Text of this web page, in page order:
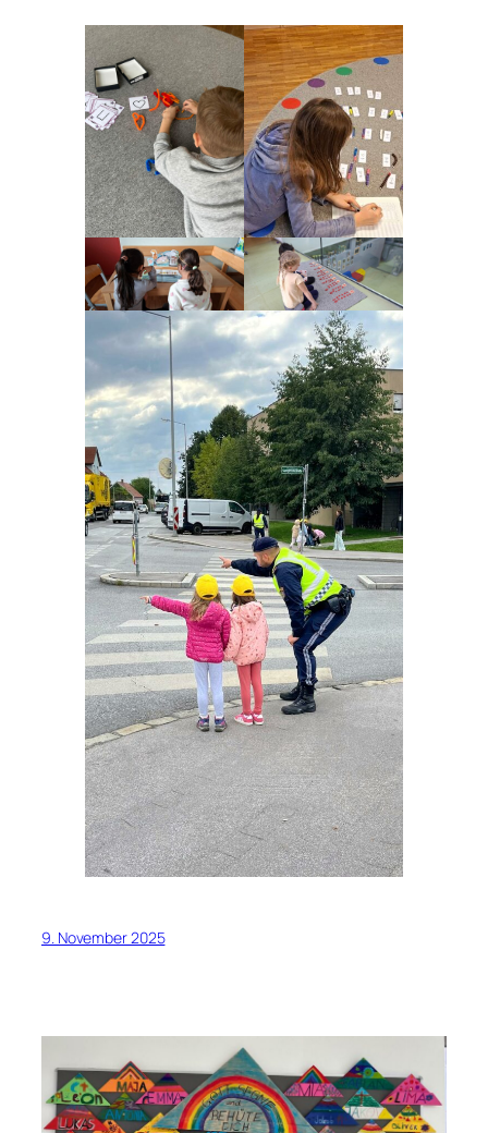
9. November 2025